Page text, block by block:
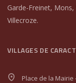
Garde-Freinet,
Villecroze.
VILLAGES DE
Place de la Mairie